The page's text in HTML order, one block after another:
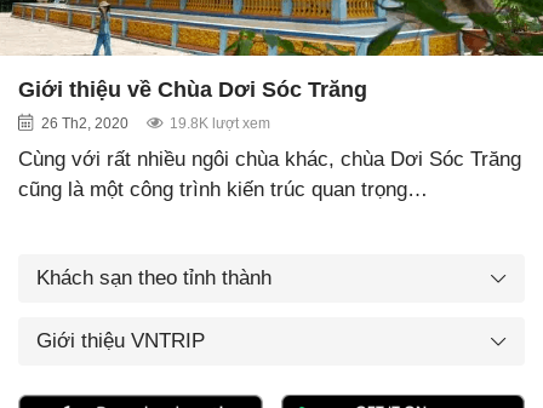
Giới thiệu về Chùa Dơi Sóc Trăng
26 Th2, 2020 19.8K lượt xem
Cùng với rất nhiều ngôi chùa khác, chùa Dơi Sóc Trăng
cũng là một công trình kiến trúc quan trọng…
Khách sạn theo tỉnh thành
Giới thiệu VNTRIP